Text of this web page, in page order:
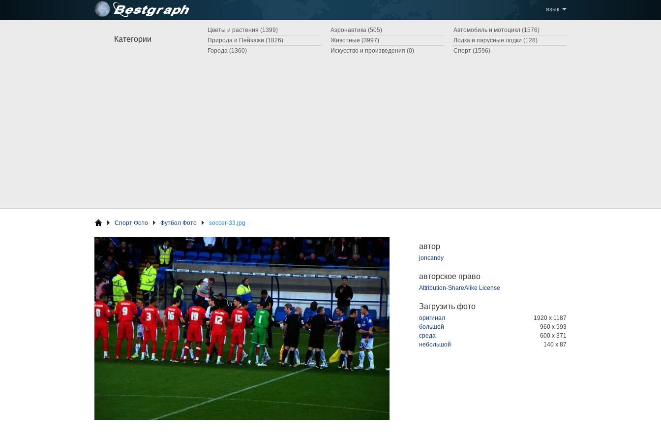
язык
Категории
Автомобиль и мотоцикл (1576)
Аэронавтика (505)
Цветы и растения (1399)
Лодка и парусные лодки (128)
Животные (3997)
Природа и Пейзажи (1826)
Спорт (1596)
Искусство и произведения (0)
Города (1360)
Спорт Фото Футбол Фото soccer-33.jpg
автор
joncandy
авторское право
Attribution-ShareAlike License
Загрузить фото
оригинал
1920 x 1187
большой
960 x 593
среда
600 x 371
небольшой
140 x 87